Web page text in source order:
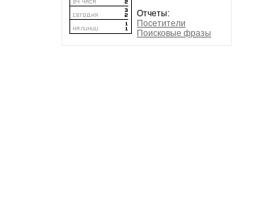
Отчеты:
Посетители
Поисковые фразы